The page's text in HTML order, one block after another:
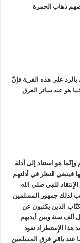
ذهاب الحمرة
على هذه الفرية فإنّ
هو عند سائر الفرق
هو استناد إلى أدلة
فينبغي النظر في أدلتهم
للنبي صلى الله
لذلك جمهور المسلمين
الذين يكتبون عن
سنة وبين أيديهم
هذا الإِستطراد نعود
عند باقي فرق المسلمين